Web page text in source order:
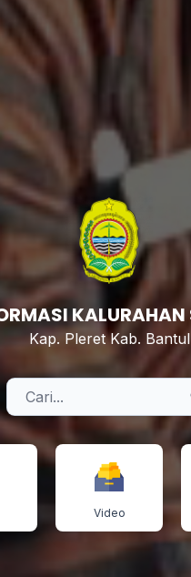
SISTEM INFORMA
Kap. Pleret Kab. Bantul
Video